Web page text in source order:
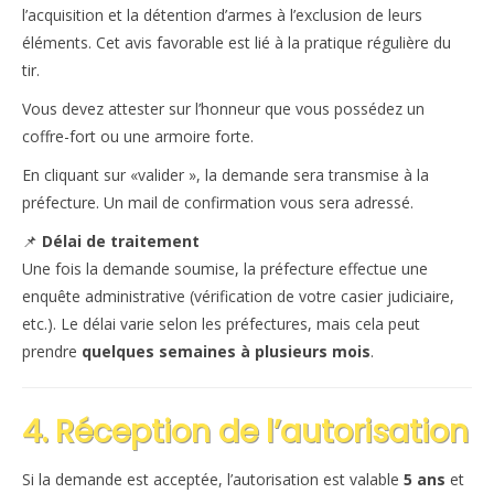
l’acquisition et la détention d’armes à l’exclusion de leurs
éléments. Cet avis favorable est lié à la pratique régulière du
tir.
Vous devez attester sur l’honneur que vous possédez un
coffre-fort ou une armoire forte.
En cliquant sur «valider », la demande sera transmise à la
préfecture. Un mail de confirmation vous sera adressé.
📌 Délai de traitement
Une fois la demande soumise, la préfecture effectue une
enquête administrative (vérification de votre casier judiciaire,
etc.). Le délai varie selon les préfectures, mais cela peut
prendre quelques semaines à plusieurs mois.
4. Réception de l’autorisation
Si la demande est acceptée, l’autorisation est valable 5 ans et